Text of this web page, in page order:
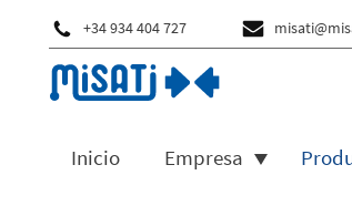
+34 934 404 727
Inicio Empresa